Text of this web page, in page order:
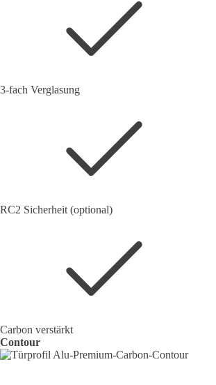
3-fach Verglasung
RC2 Sicherheit (optional)
Carbon verstärkt
Contour